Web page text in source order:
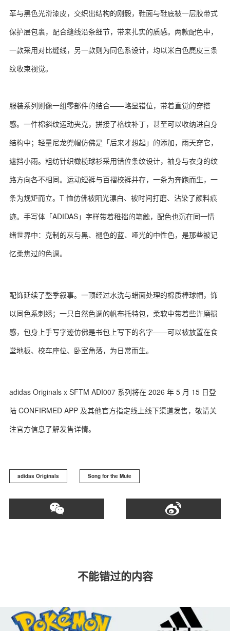
革与黑色光滑漆皮，交织出结构的刚毅，鞋面与鞋底被一层胶带式
保护层包裹，配合缝线沿条细节，带来扎实的质感。两款配色中，
一款采用对比缝线，另一款则为同色系设计，均以米白色麂皮三条
纹收束视觉。
服装系列则像一组零部件的结合——略显错位，带着直觉的穿搭
感。一件棉斜纹运动夹克，拼接了格纹补丁，甚至可以收纳进自身
结构中；轻量尼龙兜帽仿佛是「后来才想起」的添加，雨天穿它，
遮挡小雨。粗纺针织橄榄球衫采用错位条纹设计，袖身与衣身的纹
路方向各不相同。运动短裤与百褶校裤并存，一条为奔跑而生，一
条为规矩而立。T 恤仿佛被阳光漂白、被时间打磨、沾染了颜料痕
迹。手写体「ADIDAS」字样带着稚拙的笔触，配色也沉在同一情
绪世界中：克制的灰与黑、褪色的蓝、哑光的中性色，是那些被记
忆柔焦过的色调。
配饰延续了整季叙事。一顶经过水洗与蜡面处理的棉质棒球帽，饰
以同色系刺绣；一只自然色调的帆布托特包，柔软中带着些许磨损
感，包身上手写字迹仿佛是书包上写下的名字——可以被放置在食
堂地板、校车座位、卧室角落，为日常而生。
adidas Originals x SFTM ADI007 系列将在 2026 年 5 月 15 日登
陆 CONFIRMED APP 及其他官方指定线上线下渠道发售，敬请关
注官方信息了解发售详情。
adidas Originals Song for the Mute
不能错过的内容